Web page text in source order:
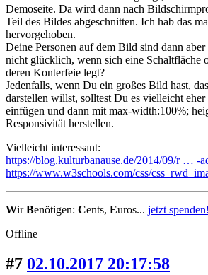
Demoseite. Da wird dann nach
Teil des Bildes abgeschnitten. Ich hab das
hervorgehoben.
Deine Personen auf dem Bild sind dann
nicht glücklich, wenn sich eine Schaltfläche
deren Konterfeie legt?
Jedenfalls, wenn Du ein großes Bild hast,
darstellen willst, solltest Du es vielleicht
einfügen und dann mit max-width:100%;
Responsivität herstellen.
Vielleicht interessant:
https://blog.kulturbanause.de/2014/09/r … -
https://www.w3schools.com/css/
WirBenötigen: Cents, Euros... jetzt spenden!
Offline
#7 02.10.2017 20:17:58